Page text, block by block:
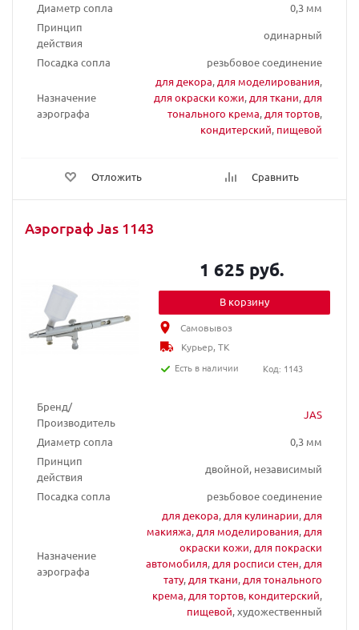
Диаметр сопла
0,3 мм
Принцип
действия
одинарный
Посадка сопла
резьбовое соединение
Назначение
аэрографа
для декора, для моделирования,
для окраски кожи, для ткани, для
тонального крема, для тортов,
кондитерский, пищевой
Отложить Сравнить
Аэрограф Jas 1143
Бренд/
Производитель
JAS
Диаметр сопла
0,3 мм
Принцип
действия
двойной, независимый
Посадка сопла
резьбовое соединение
Назначение
аэрографа
для декора, для кулинарии, для
макияжа, для моделирования, для
окраски кожи, для покраски
автомобиля, для росписи стен, для
тату, для ткани, для тонального
крема, для тортов, кондитерский,
пищевой, художественный
1 625 руб.
В корзину
Самовывоз
Курьер, ТК
Есть в наличии
Код: 1143